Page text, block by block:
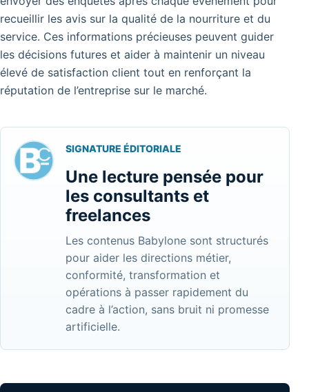
recueillir les avis sur la qualité de la nourriture et du
service. Ces informations précieuses peuvent guider
les décisions futures et aider à maintenir un niveau
élevé de satisfaction client tout en renforçant la
réputation de l’entreprise sur le marché.
SIGNATURE ÉDITORIALE
Une lecture pensée pour
les consultants et
freelances
Les contenus Babylone sont structurés
pour aider les directions métier,
conformité, transformation et
opérations à passer rapidement du
cadre à l’action, sans bruit ni promesse
artificielle.